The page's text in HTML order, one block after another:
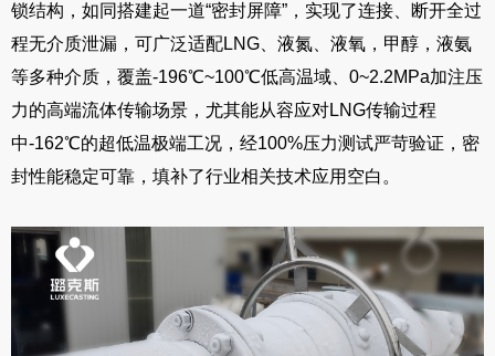
锁结构，如同搭建起一道“密封屏障”，实现了连接、断开全过
程无介质泄漏，可广泛适配LNG、液氮、液氧，甲醇，液氨
等多种介质，覆盖-196℃~100℃低高温域、0~2.2MPa加注压
力的高端流体传输场景，尤其能从容应对LNG传输过程
中-162℃的超低温极端工况，经100%压力测试严苛验证，密
封性能稳定可靠，填补了行业相关技术应用空白。